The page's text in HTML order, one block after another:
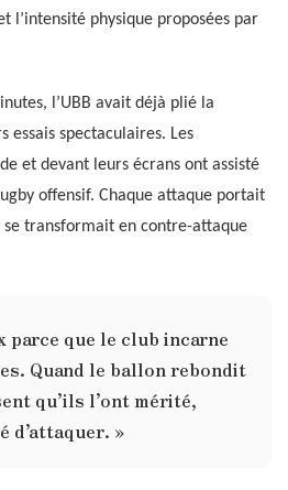
l’intensité physique proposées par
l’UBB avait déjà plié la
essais spectaculaires. Les
et devant leurs écrans ont assisté
offensif. Chaque attaque portait
se transformait en contre-attaque
parce que le club incarne
Quand le ballon rebondit
qu’ils l’ont mérité,
d’attaquer. »